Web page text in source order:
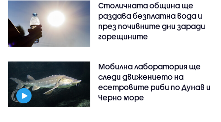
Столичната община ще
раздава безплатна вода и
през почивните дни заради
горещините
Мобилна лаборатория ще
следи движението на
есетровите риби по Дунав и
Черно море